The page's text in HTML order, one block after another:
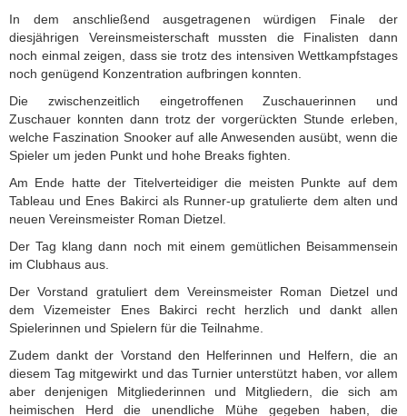
In dem anschließend ausgetragenen würdigen Finale der
diesjährigen Vereinsmeisterschaft mussten die Finalisten dann
noch einmal zeigen, dass sie trotz des intensiven Wettkampfstages
noch genügend Konzentration aufbringen konnten.
Die zwischenzeitlich eingetroffenen Zuschauerinnen und
Zuschauer konnten dann trotz der vorgerückten Stunde erleben,
welche Faszination Snooker auf alle Anwesenden ausübt, wenn die
Spieler um jeden Punkt und hohe Breaks fighten.
Am Ende hatte der Titelverteidiger die meisten Punkte auf dem
Tableau und Enes Bakirci als Runner-up gratulierte dem alten und
neuen Vereinsmeister Roman Dietzel.
Der Tag klang dann noch mit einem gemütlichen Beisammensein
im Clubhaus aus.
Der Vorstand gratuliert dem Vereinsmeister Roman Dietzel und
dem Vizemeister Enes Bakirci recht herzlich und dankt allen
Spielerinnen und Spielern für die Teilnahme.
Zudem dankt der Vorstand den Helferinnen und Helfern, die an
diesem Tag mitgewirkt und das Turnier unterstützt haben, vor allem
aber denjenigen Mitgliederinnen und Mitgliedern, die sich am
heimischen Herd die unendliche Mühe gegeben haben, die